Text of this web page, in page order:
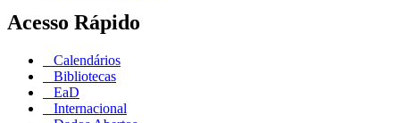
Acesso Rápido
Calendários
Bibliotecas
EaD
Internacional